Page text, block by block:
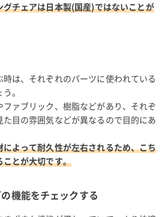
チェアは日本製(国産)ではないことが
は、それぞれのパーツに使われている
。
ァブリック、樹脂などがあり、それぞ
目の雰囲気などが異なるので目的にあ
よって耐久性が左右されるため、こち
とが大切です。
機能をチェックする